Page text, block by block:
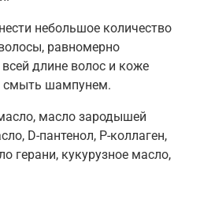
небольшое количество
равномерно
длине волос и коже
смыть шампунем.
масло зародышей
D-пантенол, Р-коллаген,
герани, кукурузное масло,